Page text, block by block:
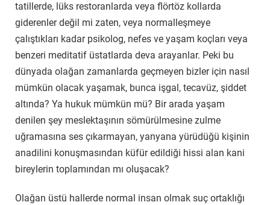
tatillerde, lüks restoranlarda veya flörtöz kollarda
giderenler değil mi zaten, veya normalleşmeye
çalıştıkları kadar psikolog, nefes ve yaşam koçları veya
benzeri meditatif üstatlarda deva arayanlar. Peki bu
dünyada olağan zamanlarda geçmeyen bizler için nasıl
mümkün olacak yaşamak, bunca işgal, tecavüz, şiddet
altında? Ya hukuk mümkün mü? Bir arada yaşam
denilen şey meslektaşının sömürülmesine zulme
uğramasına ses çıkarmayan, yanyana yürüdüğü kişinin
anadilini konuşmasından küfür edildiği hissi alan kani
bireylerin toplamından mı oluşacak?
Olağan üstü hallerde normal insan olmak suç ortaklığı